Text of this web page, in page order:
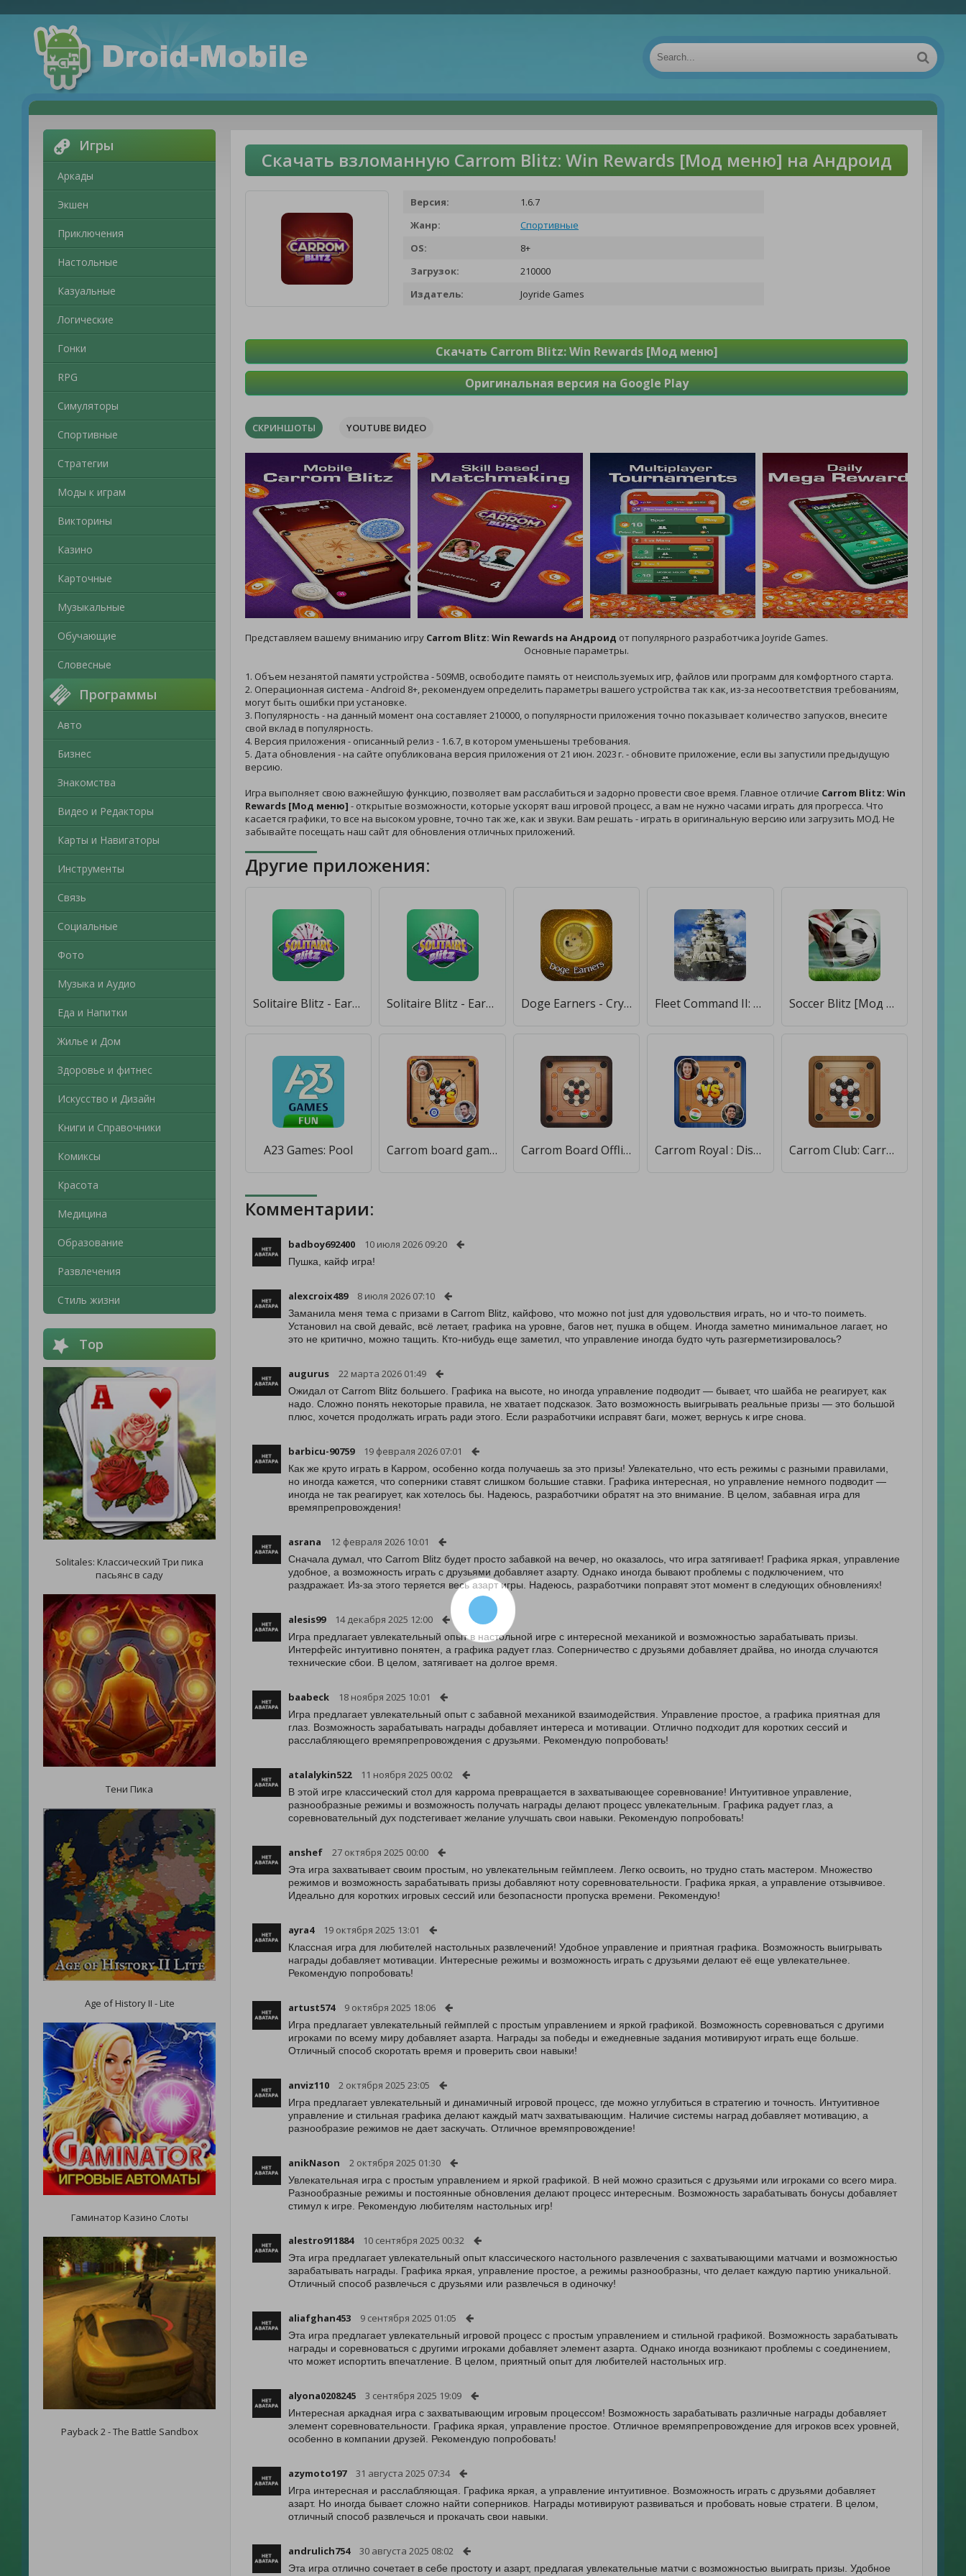
Игры
Аркады
Экшен
Приключения
Настольные
Казуальные
Логические
Гонки
RPG
Симуляторы
Спортивные
Стратегии
Моды к играм
Викторины
Казино
Карточные
Музыкальные
Обучающие
Словесные
Программы
Авто
Бизнес
Знакомства
Видео и Редакторы
Карты и Навигаторы
Инструменты
Связь
Социальные
Фото
Музыка и Аудио
Еда и Напитки
Жилье и Дом
Здоровье и фитнес
Искусство и Дизайн
Книги и Справочники
Комиксы
Красота
Медицина
Образование
Развлечения
Стиль жизни
Top
Solitales: Классический Три пика
пасьянс в саду
Тени Пика
Age of History II - Lite
Гаминатор Казино Слоты
Payback 2 - The Battle Sandbox
Скачать взломанную Carrom Blitz: Win Rewards [Мод меню] на Андроид
Версия:
1.6.7
Жанр:
Спортивные
OS:
8+
Загрузок:
210000
Издатель:
Joyride Games
Скачать Carrom Blitz: Win Rewards [Мод меню]
Оригинальная версия на Google Play
СКРИНШОТЫ YOUTUBE ВИДЕО
Представляем вашему вниманию игру Carrom Blitz: Win Rewards на Андроид от популярного разработчика Joyride Games.
Основные параметры.
1. Объем незанятой памяти устройства - 509MB, освободите память от неиспользуемых игр, файлов или программ для комфортного старта.
2. Операционная система - Android 8+, рекомендуем определить параметры вашего устройства так как, из-за несоответствия требованиям,
могут быть ошибки при установке.
3. Популярность - на данный момент она составляет 210000, о популярности приложения точно показывает количество запусков, внесите
свой вклад в популярность.
4. Версия приложения - описанный релиз - 1.6.7, в котором уменьшены требования.
5. Дата обновления - на сайте опубликована версия приложения от 21 июн. 2023 г. - обновите приложение, если вы запустили предыдущую
версию.
Игра выполняет свою важнейшую функцию, позволяет вам расслабиться и задорно провести свое время. Главное отличие Carrom Blitz: Win
Rewards [Мод меню] - открытые возможности, которые ускорят ваш игровой процесс, а вам не нужно часами играть для прогресса. Что
касается графики, то все на высоком уровне, точно так же, как и звуки. Вам решать - играть в оригинальную версию или загрузить МОД. Не
забывайте посещать наш сайт для обновления отличных приложений.
Другие приложения:
Solitaire Blitz - Earn Rewards [Много денег] Solitaire Blitz - Earn Rewards [Много монет] Doge Earners - Crypto Rewards [Мод меню] Fleet Command II: Naval Blitz [Мод меню] Soccer Blitz [Мод меню]
A23 Games: Pool Carrom board game - Carrom Pro [Мод меню] Carrom Board Offline [Мод меню] Carrom Royal : Disc Pool Game [Мод меню] Carrom Club: Carrom Board Game [Много денег]
Комментарии:
badboy692400 10 июля 2026 09:20
Пушка, кайф игра!
alexcroix489 8 июля 2026 07:10
Заманила меня тема с призами в Carrom Blitz, кайфово, что можно not just для удовольствия играть, но и что-то поиметь.
Установил на свой девайс, всё летает, графика на уровне, багов нет, пушка в общем. Иногда заметно минимальное лагает, но
это не критично, можно тащить. Кто-нибудь еще заметил, что управление иногда будто чуть разгерметизировалось?
augurus 22 марта 2026 01:49
Ожидал от Carrom Blitz большего. Графика на высоте, но иногда управление подводит — бывает, что шайба не реагирует, как
надо. Сложно понять некоторые правила, не хватает подсказок. Зато возможность выигрывать реальные призы — это большой
плюс, хочется продолжать играть ради этого. Если разработчики исправят баги, может, вернусь к игре снова.
barbicu-90759 19 февраля 2026 07:01
Как же круто играть в Карром, особенно когда получаешь за это призы! Увлекательно, что есть режимы с разными правилами,
но иногда кажется, что соперники ставят слишком большие ставки. Графика интересная, но управление немного подводит —
иногда не так реагирует, как хотелось бы. Надеюсь, разработчики обратят на это внимание. В целом, забавная игра для
времяпрепровождения!
asrana 12 февраля 2026 10:01
Сначала думал, что Carrom Blitz будет просто забавкой на вечер, но оказалось, что игра затягивает! Графика яркая, управление
удобное, а возможность играть с друзьями добавляет азарту. Однако иногда бывают проблемы с подключением, что
раздражает. Из-за этого теряется весь азарт игры. Надеюсь, разработчики поправят этот момент в следующих обновлениях!
alesis99 14 декабря 2025 12:00
Игра предлагает увлекательный опыт в настольной игре с интересной механикой и возможностью зарабатывать призы.
Интерфейс интуитивно понятен, а графика радует глаз. Соперничество с друзьями добавляет драйва, но иногда случаются
технические сбои. В целом, затягивает на долгое время.
baabeck 18 ноября 2025 10:01
Игра предлагает увлекательный опыт с забавной механикой взаимодействия. Управление простое, а графика приятная для
глаз. Возможность зарабатывать награды добавляет интереса и мотивации. Отлично подходит для коротких сессий и
расслабляющего времяпрепровождения с друзьями. Рекомендую попробовать!
atalalykin522 11 ноября 2025 00:02
В этой игре классический стол для каррома превращается в захватывающее соревнование! Интуитивное управление,
разнообразные режимы и возможность получать награды делают процесс увлекательным. Графика радует глаз, а
соревновательный дух подстегивает желание улучшать свои навыки. Рекомендую попробовать!
anshef 27 октября 2025 00:00
Эта игра захватывает своим простым, но увлекательным геймплеем. Легко освоить, но трудно стать мастером. Множество
режимов и возможность зарабатывать призы добавляют ноту соревновательности. Графика яркая, а управление отзывчивое.
Идеально для коротких игровых сессий или безопасности пропуска времени. Рекомендую!
ayra4 19 октября 2025 13:01
Классная игра для любителей настольных развлечений! Удобное управление и приятная графика. Возможность выигрывать
награды добавляет мотивации. Интересные режимы и возможность играть с друзьями делают её еще увлекательнее.
Рекомендую попробовать!
artust574 9 октября 2025 18:06
Игра предлагает увлекательный геймплей с простым управлением и яркой графикой. Возможность соревноваться с другими
игроками по всему миру добавляет азарта. Награды за победы и ежедневные задания мотивируют играть еще больше.
Отличный способ скоротать время и проверить свои навыки!
anviz110 2 октября 2025 23:05
Игра предлагает увлекательный и динамичный игровой процесс, где можно углубиться в стратегию и точность. Интуитивное
управление и стильная графика делают каждый матч захватывающим. Наличие системы наград добавляет мотивацию, а
разнообразие режимов не дает заскучать. Отличное времяпровождение!
anikNason 2 октября 2025 01:30
Увлекательная игра с простым управлением и яркой графикой. В ней можно сразиться с друзьями или игроками со всего мира.
Разнообразные режимы и постоянные обновления делают процесс интересным. Возможность зарабатывать бонусы добавляет
стимул к игре. Рекомендую любителям настольных игр!
alestro911884 10 сентября 2025 00:32
Эта игра предлагает увлекательный опыт классического настольного развлечения с захватывающими матчами и возможностью
зарабатывать награды. Графика яркая, управление простое, а режимы разнообразны, что делает каждую партию уникальной.
Отличный способ развлечься с друзьями или развлечься в одиночку!
aliafghan453 9 сентября 2025 01:05
Эта игра предлагает увлекательный игровой процесс с простым управлением и стильной графикой. Возможность зарабатывать
награды и соревноваться с другими игроками добавляет элемент азарта. Однако иногда возникают проблемы с соединением,
что может испортить впечатление. В целом, приятный опыт для любителей настольных игр.
alyona0208245 3 сентября 2025 19:09
Интересная аркадная игра с захватывающим игровым процессом! Возможность зарабатывать различные награды добавляет
элемент соревновательности. Графика яркая, управление простое. Отличное времяпрепровождение для игроков всех уровней,
особенно в компании друзей. Рекомендую попробовать!
azymoto197 31 августа 2025 07:34
Игра интересная и расслабляющая. Графика яркая, а управление интуитивное. Возможность играть с друзьями добавляет
азарт. Но иногда бывает сложно найти соперников. Награды мотивируют развиваться и пробовать новые стратеги. В целом,
отличный способ развлечься и прокачать свои навыки.
andrulich754 30 августа 2025 08:02
Эта игра отлично сочетает в себе простоту и азарт, предлагая увлекательные матчи с возможностью выиграть призы. Удобное